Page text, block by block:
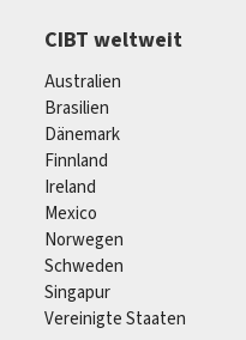
CIBT weltweit
Australien
Brasilien
Dänemark
Finnland
Ireland
Mexico
Norwegen
Schweden
Singapur
Vereinigte Staaten